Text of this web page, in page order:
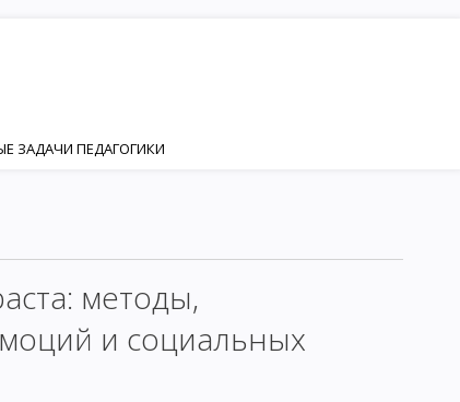
ЗАДАЧИ ПЕДАГОГИКИ
методы,
и социальных